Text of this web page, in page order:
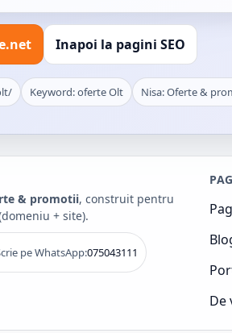
Inapoi la pagini SEO
Keyword: oferte Olt Nisa: Oferte &
& promotii, construit pentru
+ site).
pe WhatsApp:075043111
De